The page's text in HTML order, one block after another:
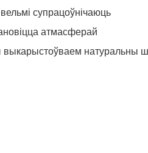
супрацоўнічаюць
атмасферай
натуральны